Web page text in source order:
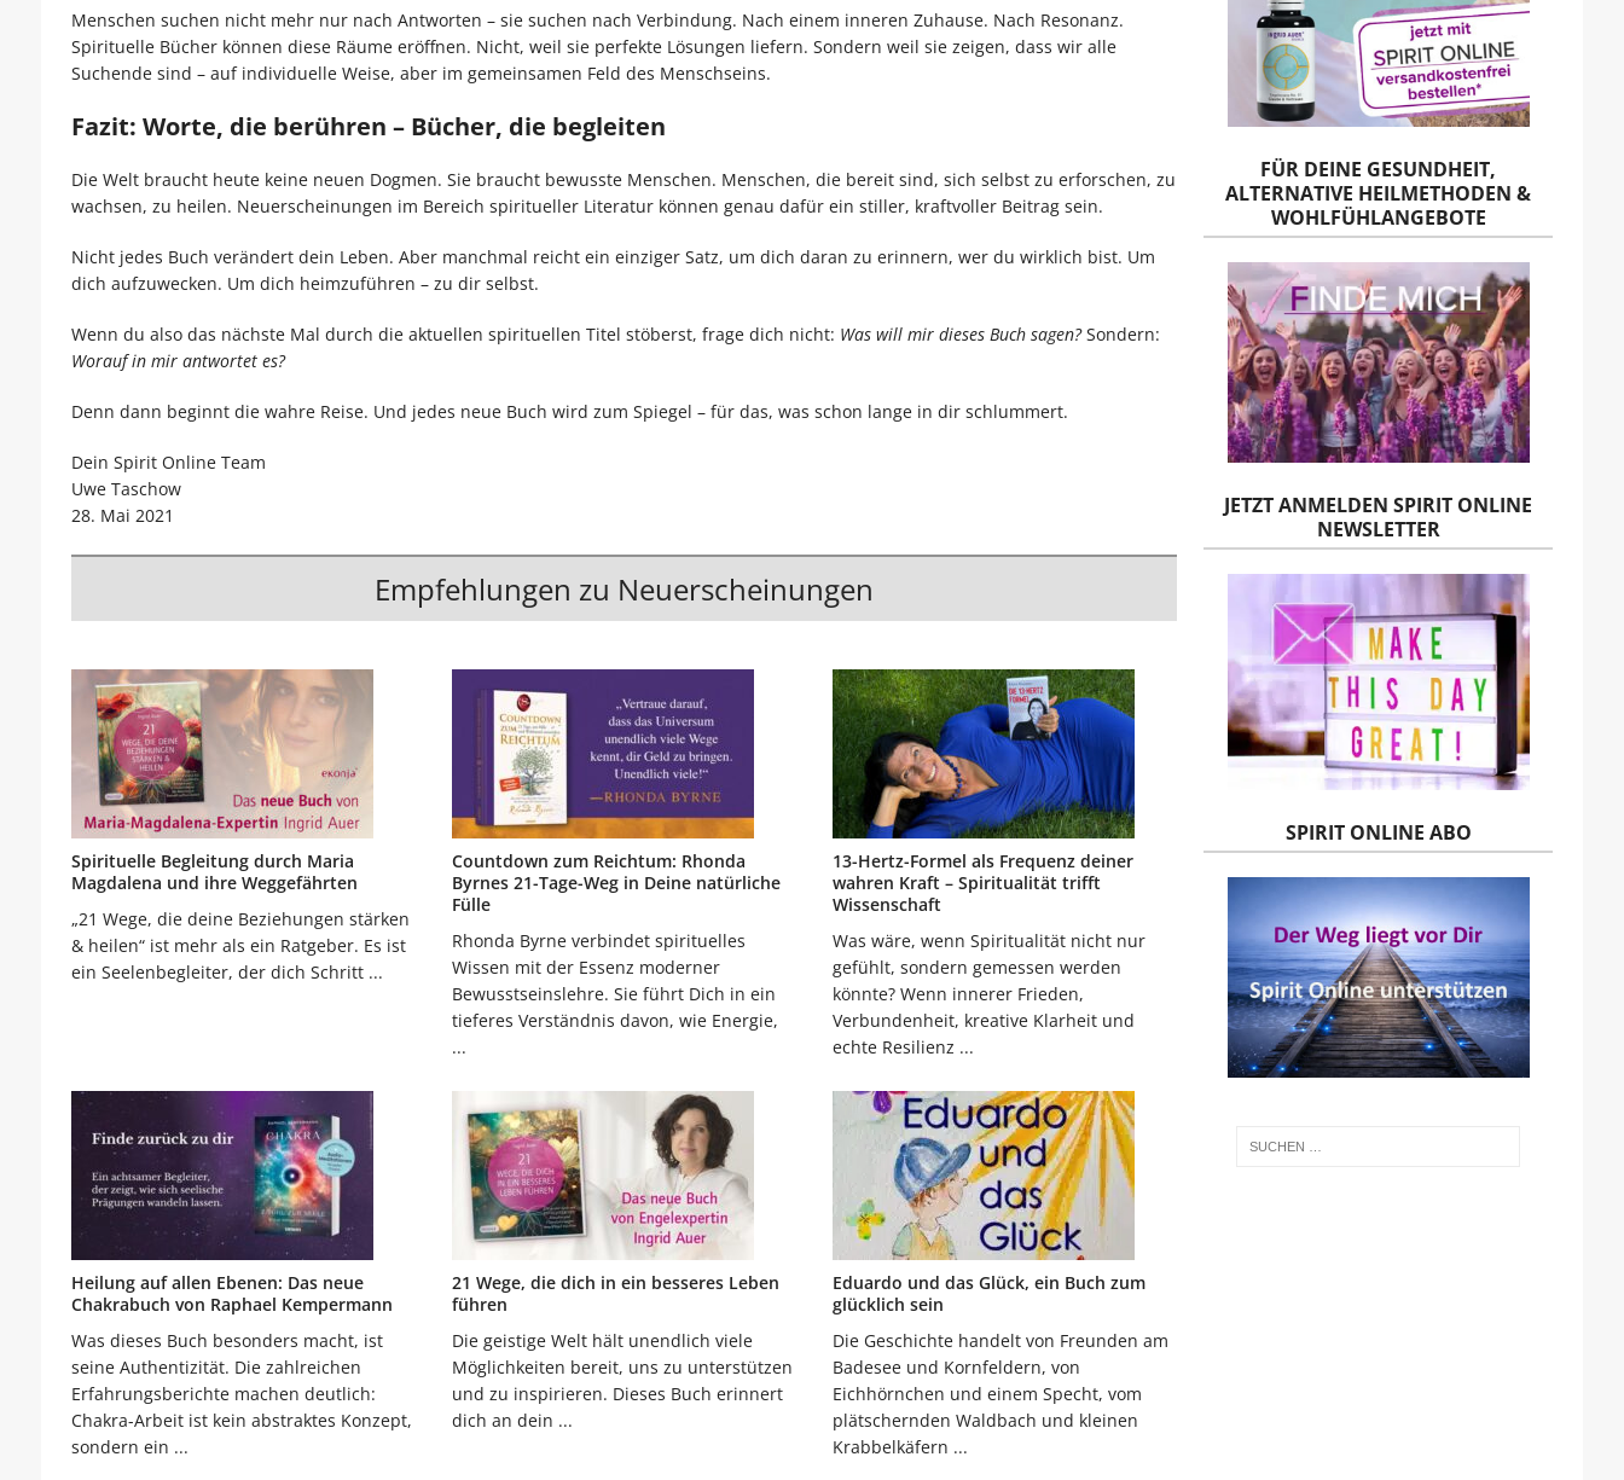
Menschen suchen nicht mehr nur nach Antworten – sie suchen nach Verbindung. Nach einem inneren Zuhause. Nach Resonanz.
Spirituelle Bücher können diese Räume eröffnen. Nicht, weil sie perfekte Lösungen liefern. Sondern weil sie zeigen, dass wir alle
Suchende sind – auf individuelle Weise, aber im gemeinsamen Feld des Menschseins.
Fazit: Worte, die berühren – Bücher, die begleiten
Die Welt braucht heute keine neuen Dogmen. Sie braucht bewusste Menschen. Menschen, die bereit sind, sich selbst zu erforschen, zu
wachsen, zu heilen. Neuerscheinungen im Bereich spiritueller Literatur können genau dafür ein stiller, kraftvoller Beitrag sein.
Nicht jedes Buch verändert dein Leben. Aber manchmal reicht ein einziger Satz, um dich daran zu erinnern, wer du wirklich bist. Um
dich aufzuwecken. Um dich heimzuführen – zu dir selbst.
Wenn du also das nächste Mal durch die aktuellen spirituellen Titel stöberst, frage dich nicht: Was will mir dieses Buch sagen?Sondern:
Worauf in mir antwortet es?
Denn dann beginnt die wahre Reise. Und jedes neue Buch wird zum Spiegel – für das, was schon lange in dir schlummert.
Dein Spirit Online Team
Uwe Taschow
28. Mai 2021
Empfehlungen zu Neuerscheinungen
Spirituelle Begleitung durch Maria
Magdalena und ihre Weggefährten
„21 Wege, die deine Beziehungen stärken
& heilen“ ist mehr als ein Ratgeber. Es ist
ein Seelenbegleiter, der dich Schritt ...
Countdown zum Reichtum: Rhonda
Byrnes 21-Tage-Weg in Deine natürliche
Fülle
Rhonda Byrne verbindet spirituelles
Wissen mit der Essenz moderner
Bewusstseinslehre. Sie führt Dich in ein
tieferes Verständnis davon, wie Energie,
...
13-Hertz-Formel als Frequenz deiner
wahren Kraft – Spiritualität trifft
Wissenschaft
Was wäre, wenn Spiritualität nicht nur
gefühlt, sondern gemessen werden
könnte? Wenn innerer Frieden,
Verbundenheit, kreative Klarheit und
echte Resilienz ...
Heilung auf allen Ebenen: Das neue
Chakrabuch von Raphael Kempermann
Was dieses Buch besonders macht, ist
seine Authentizität. Die zahlreichen
Erfahrungsberichte machen deutlich:
Chakra-Arbeit ist kein abstraktes Konzept,
sondern ein ...
21 Wege, die dich in ein besseres Leben
führen
Die geistige Welt hält unendlich viele
Möglichkeiten bereit, uns zu unterstützen
und zu inspirieren. Dieses Buch erinnert
dich an dein ...
Eduardo und das Glück, ein Buch zum
glücklich sein
Die Geschichte handelt von Freunden am
Badesee und Kornfeldern, von
Eichhörnchen und einem Specht, vom
plätschernden Waldbach und kleinen
Krabbelkäfern ...
FÜR DEINE GESUNDHEIT,
ALTERNATIVE HEILMETHODEN &
WOHLFÜHLANGEBOTE
JETZT ANMELDEN SPIRIT ONLINE
NEWSLETTER
SPIRIT ONLINE ABO